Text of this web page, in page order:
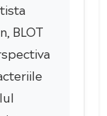
BLOT